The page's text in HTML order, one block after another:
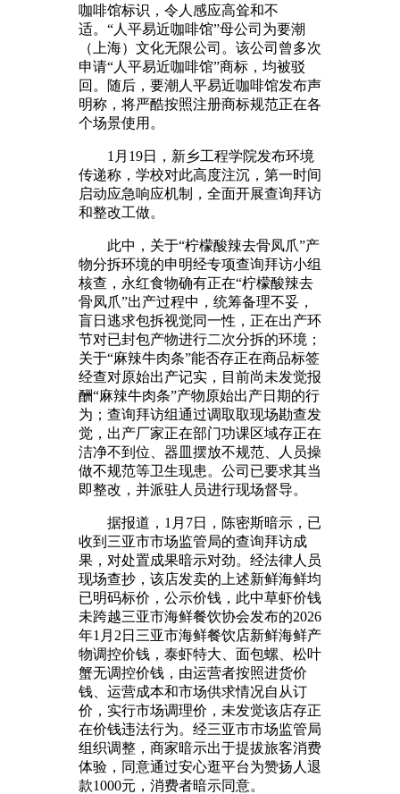
咖啡馆标识，令人感应高耸和不
适。“人平易近咖啡馆”母公司为要潮
（上海）文化无限公司。该公司曾多次
申请“人平易近咖啡馆”商标，均被驳
回。随后，要潮人平易近咖啡馆发布声
明称，将严酷按照注册商标规范正在各
个场景使用。
1月19日，新乡工程学院发布环境
传递称，学校对此高度注沉，第一时间
启动应急响应机制，全面开展查询拜访
和整改工做。
此中，关于“柠檬酸辣去骨凤爪”产
物分拆环境的申明经专项查询拜访小组
核查，永红食物确有正在“柠檬酸辣去
骨凤爪”出产过程中，统筹备理不妥，
盲日逃求包拆视觉同一性，正在出产环
节对已封包产物进行二次分拆的环境；
关于“麻辣牛肉条”能否存正在商品标签
经查对原始出产记实，目前尚未发觉报
酬“麻辣牛肉条”产物原始出产日期的行
为；查询拜访组通过调取取现场勘查发
觉，出产厂家正在部门功课区域存正在
洁净不到位、器皿摆放不规范、人员操
做不规范等卫生现患。公司已要求其当
即整改，并派驻人员进行现场督导。
据报道，1月7日，陈密斯暗示，已
收到三亚市市场监管局的查询拜访成
果，对处置成果暗示对劲。经法律人员
现场查抄，该店发卖的上述新鲜海鲜均
已明码标价，公示价钱，此中草虾价钱
未跨越三亚市海鲜餐饮协会发布的2026
年1月2日三亚市海鲜餐饮店新鲜海鲜产
物调控价钱，泰虾特大、面包螺、松叶
蟹无调控价钱，由运营者按照进货价
钱、运营成本和市场供求情况自从订
价，实行市场调理价，未发觉该店存正
在价钱违法行为。经三亚市市场监管局
组织调整，商家暗示出于提拔旅客消费
体验，同意通过安心逛平台为赞扬人退
款1000元，消费者暗示同意。